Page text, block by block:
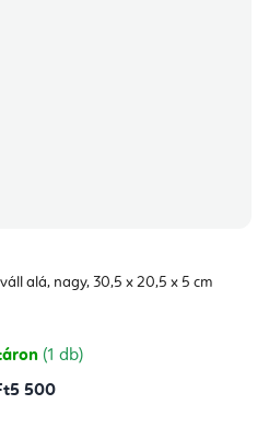
alá, nagy, 30,5 x 20,5 x 5 cm
(1 db)
500